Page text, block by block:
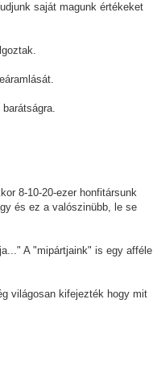
saját magunk értékeket
8-10-20-ezer honfitársunk
és ez a valószinübb, le se
A "mipártjaink" is egy afféle
világosan kifejezték hogy mit